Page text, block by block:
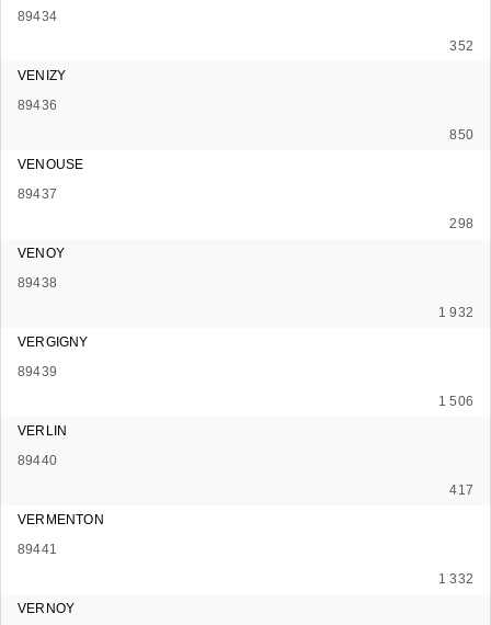
89434
352
VENIZY
89436
850
VENOUSE
89437
298
VENOY
89438
1 932
VERGIGNY
89439
1 506
VERLIN
89440
417
VERMENTON
89441
1 332
VERNOY